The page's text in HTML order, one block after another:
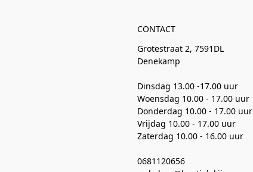
CONTACT
Grotestraat 2, 7591DL
Denekamp
Dinsdag 13.00 -17.00 uur
Woensdag 10.00 - 17.00 uur
Donderdag 10.00 - 17.00 uur
Vrijdag 10.00 - 17.00 uur
Zaterdag 10.00 - 16.00 uur
0681120656